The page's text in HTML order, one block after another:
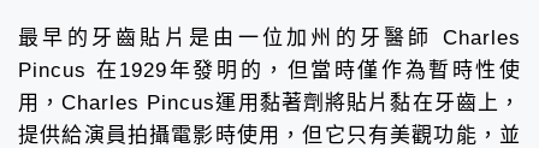
最早的牙齒貼片是由一位加州的牙醫師 Charles
Pincus 在1929年發明的，但當時僅作為暫時性使
用，Charles Pincus運用黏著劑將貼片黏在牙齒上，
提供給演員拍攝電影時使用，但它只有美觀功能，並